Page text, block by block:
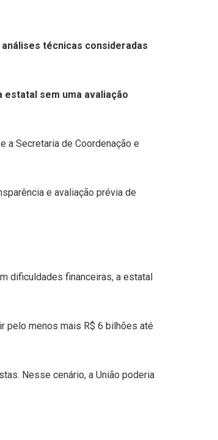
técnicas consideradas
sem uma avaliação
a Secretaria de Coordenação e
e avaliação prévia de
dificuldades financeiras, a estatal
pelo menos mais R$ 6 bilhões até
Nesse cenário, a União poderia